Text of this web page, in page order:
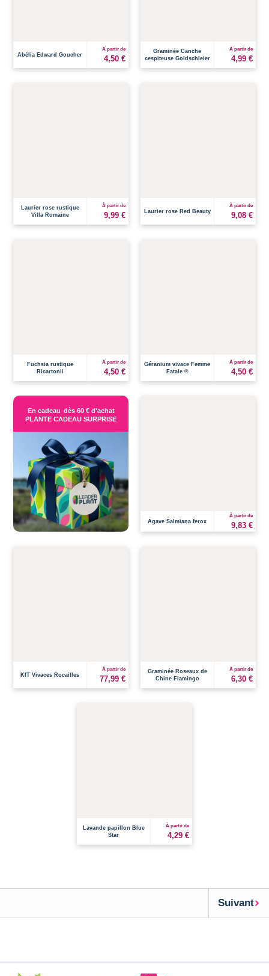
Abélia Edward Goucher
À partir de
4,50 €
Graminée Canche
cespiteuse Goldschleier
À partir de
4,99 €
Laurier rose rustique
Villa Romaine
À partir de
9,99 € Laurier rose Red Beauty
À partir de
9,08 €
Fuchsia rustique
Ricartonii
À partir de
4,50 €
Géranium vivace Femme
Fatale ®
À partir de
4,50 €
En cadeau dès 60 € d'achat
PLANTE CADEAU SURPRISE
Agave Salmiana ferox
À partir de
9,83 €
KIT Vivaces Rocailles
À partir de
77,99 €
Graminée Roseaux de
Chine Flamingo
À partir de
6,30 €
Lavande papillon Blue
Star
À partir de
4,29 €
Suivant